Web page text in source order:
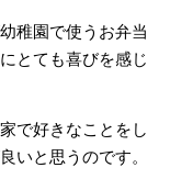
稚園で使うお弁当
とても喜びを感じ
で好きなことをし
いと思うのです。